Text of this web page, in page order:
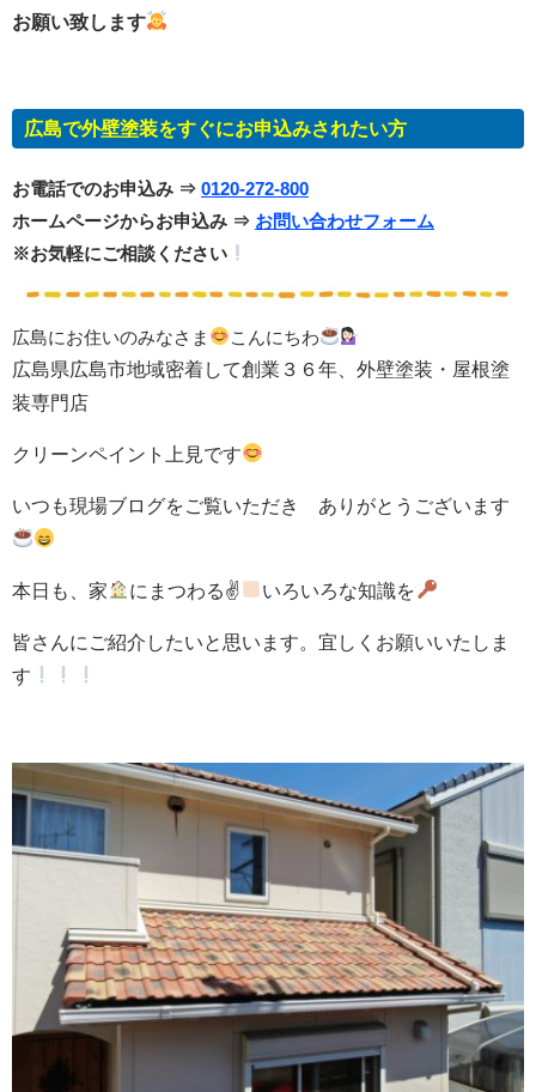
お願い致します
広島で外壁塗装をすぐにお申込みされたい方
お電話でのお申込み ⇒ 0120-272-800
ホームページからお申込み ⇒ お問い合わせフォーム
※お気軽にご相談ください
広島にお住いのみなさま
こんにちわ
広島県広島市地域密着して創業３６年、外壁塗装・屋根塗
装専門店
クリーンペイント上見です
いつも現場ブログをご覧いただき ありがとうございます
本日も、家 にまつわる✌ いろいろな知識を
皆さんにご紹介したいと思います。宜しくお願いいたしま
す